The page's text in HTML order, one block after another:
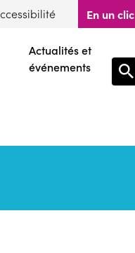
En un clic
Actualités et
événements